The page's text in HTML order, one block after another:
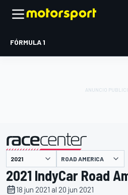
FÓRMULA 1
presentado por ROAD AMERICA
2021 IndyCar Road
18 jun 2021 al 20 jun 2021